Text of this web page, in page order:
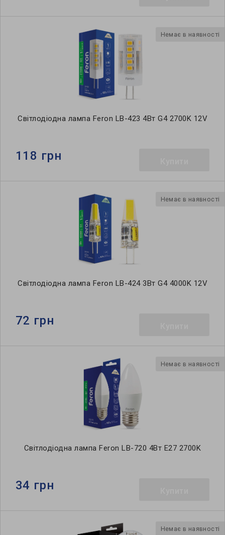
Немає в наявності
Світлодіодна лампа Feron LB-423 4Вт G4 2700K 12V
118 грн
Немає в наявності
Світлодіодна лампа Feron LB-424 3Вт G4 4000K 12V
72 грн
Немає в наявності
Світлодіодна лампа Feron LB-720 4Вт E27 2700K
34 грн
Немає в наявності